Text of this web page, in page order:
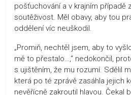
pošťuchování a v krajním případě
soutěživost. Měl obavy, aby tou
oddělení víc neuškodil.
„Promiň, nechtěl jsem, aby to
mě to přestalo…,“ nedokončil,
s ujištěním, že mu rozumí. Sdělil
která po té zprávě zasáhla jejich
nevěřícně zakroutil hlavou. Čekal